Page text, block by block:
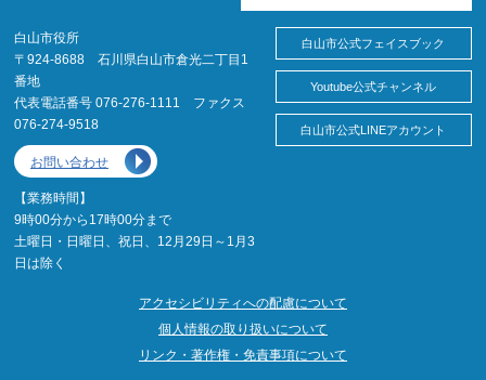
白山市役所
〒924-8688 石川県白山市倉光二丁目1
番地
代表電話番号 076-276-1111 ファクス
076-274-9518
お問い合わせ
【業務時間】
9時00分から17時00分まで
土曜日・日曜日、祝日、12月29日～1月3
日は除く
白山市公式フェイスブック
Youtube公式チャンネル
白山市公式LINEアカウント
アクセシビリティへの配慮について
個人情報の取り扱いについて
リンク・著作権・免責事項について